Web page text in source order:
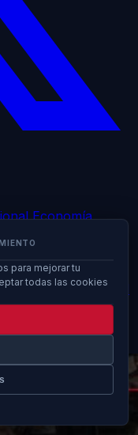
para mejorar tu
todas las cookies
Economía
Política de privacidad